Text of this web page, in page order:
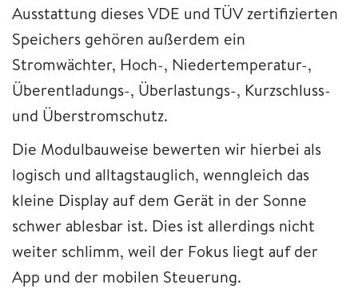
Ausstattung dieses VDE und TÜV zertifizierten
Speichers gehören außerdem ein
Stromwächter, Hoch-, Niedertemperatur-,
Überentladungs-, Überlastungs-, Kurzschluss-
und Überstromschutz.
Die Modulbauweise bewerten wir hierbei als
logisch und alltagstauglich, wenngleich das
kleine Display auf dem Gerät in der Sonne
schwer ablesbar ist. Dies ist allerdings nicht
weiter schlimm, weil der Fokus liegt auf der
App und der mobilen Steuerung.